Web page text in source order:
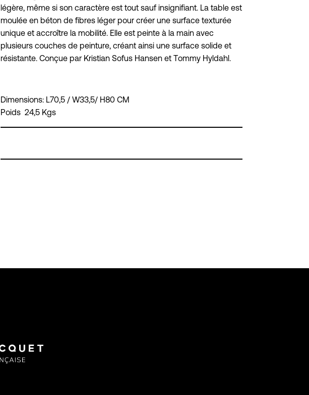
légère, même si son caractère est tout sauf insignifiant. La table est
moulée en béton de fibres léger pour créer une surface texturée
unique et accroître la mobilité. Elle est peinte à la main avec
plusieurs couches de peinture, créant ainsi une surface solide et
résistante. Conçue par Kristian Sofus Hansen et Tommy Hyldahl.
Dimensions: L70,5 / W33,5/ H80 CM
Poids 24,5 Kgs